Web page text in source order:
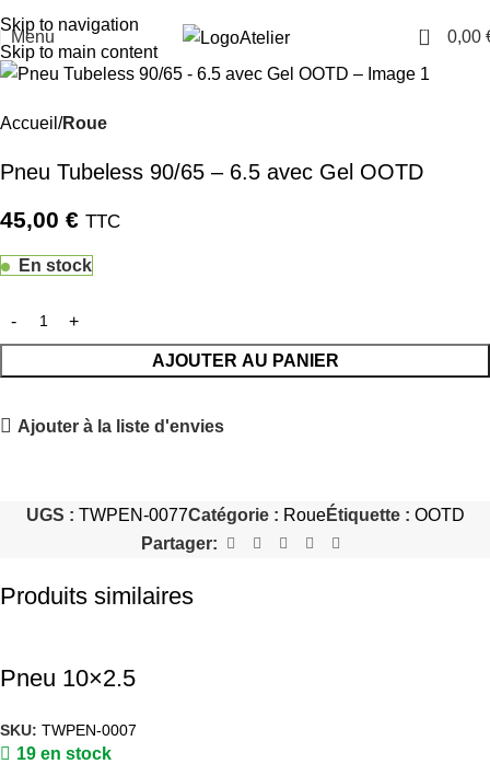
Skip to navigation
Skip to main content
Menu Atelier 0 0,00
Accueil Roue
Pneu Tubeless 90/65 – 6.5 avec Gel OOTD
45,00 € TTC
En stock
AJOUTER AU PANIER
Ajouter à la liste d'envies
UGS : TWPEN-0077Catégorie : RoueÉtiquette : OOTD
Partager:
Produits similaires
Pneu 10×2.5
SKU: TWPEN-0007
19 en stock